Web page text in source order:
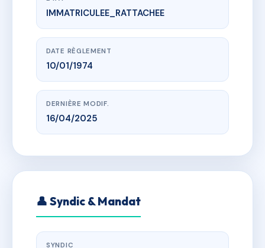
www.vme.plus/AI3012911
SDC AUTEUIL LONGCHAMP II
Cours Léon Bérard
IMMATRICULEE_RATTACHEE
DATE RÈGLEMENT
10/01/1974
DERNIÈRE MODIF.
16/04/2025
👤 Syndic & Mandat
SYNDIC